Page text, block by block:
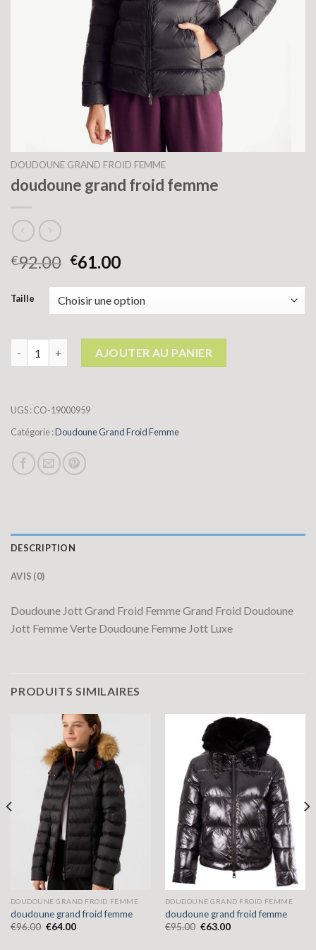
DOUDOUNE GRAND FROID FEMME
doudoune grand froid femme
€92.00 €61.00
Taille
AJOUTER AU PANIER
UGS :CO-19000959
Catégorie :Doudoune Grand Froid Femme
DESCRIPTION
AVIS (0)
Doudoune Jott Grand Froid Femme Grand Froid Doudoune
Jott Femme Verte Doudoune Femme Jott Luxe
PRODUITS SIMILAIRES
DOUDOUNE GRAND FROID FEMME
doudoune grand froid femme
€96.00 €64.00
DOUDOUNE GRAND FROID FEMME
doudoune grand froid femme
€95.00 €63.00